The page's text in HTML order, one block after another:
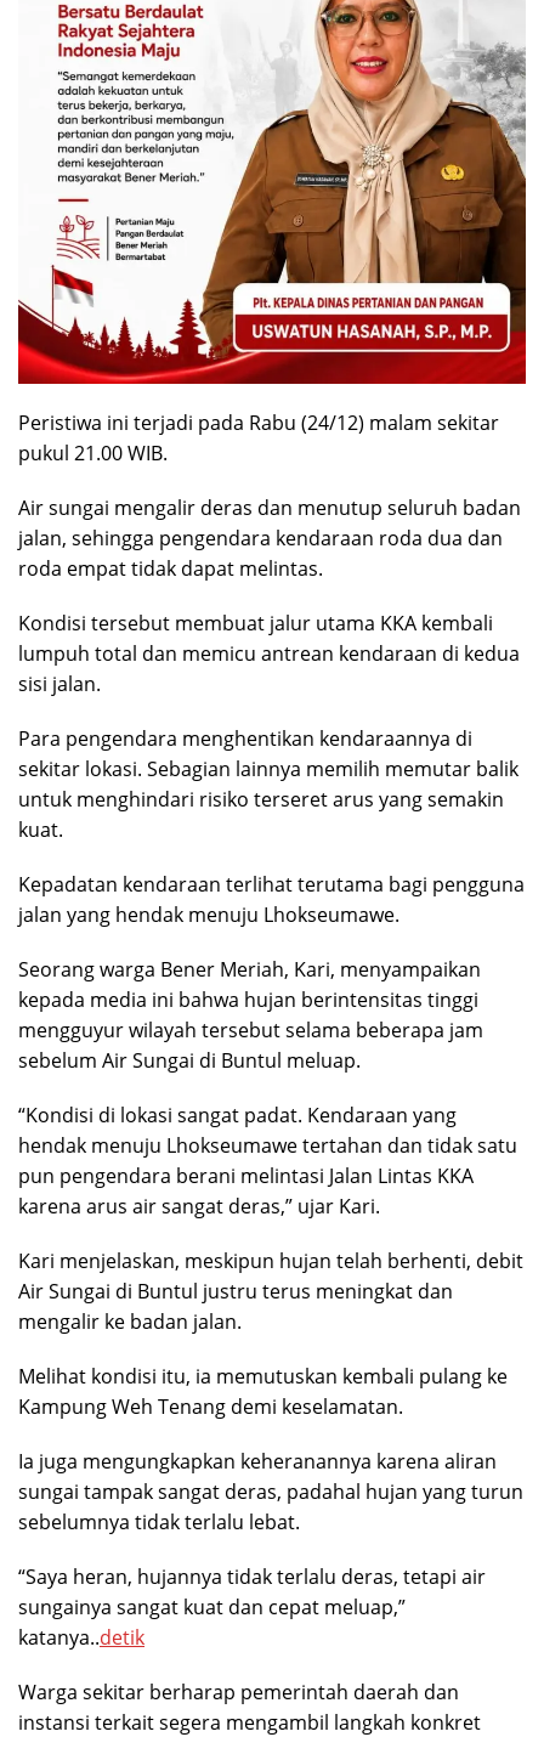
Peristiwa ini terjadi pada Rabu (24/12) malam sekitar
pukul 21.00 WIB.
Air sungai mengalir deras dan menutup seluruh badan
jalan, sehingga pengendara kendaraan roda dua dan
roda empat tidak dapat melintas.
Kondisi tersebut membuat jalur utama KKA kembali
lumpuh total dan memicu antrean kendaraan di kedua
sisi jalan.
Para pengendara menghentikan kendaraannya di
sekitar lokasi. Sebagian lainnya memilih memutar balik
untuk menghindari risiko terseret arus yang semakin
kuat.
Kepadatan kendaraan terlihat terutama bagi pengguna
jalan yang hendak menuju Lhokseumawe.
Seorang warga Bener Meriah, Kari, menyampaikan
kepada media ini bahwa hujan berintensitas tinggi
mengguyur wilayah tersebut selama beberapa jam
sebelum Air Sungai di Buntul meluap.
“Kondisi di lokasi sangat padat. Kendaraan yang
hendak menuju Lhokseumawe tertahan dan tidak satu
pun pengendara berani melintasi Jalan Lintas KKA
karena arus air sangat deras,” ujar Kari.
Kari menjelaskan, meskipun hujan telah berhenti, debit
Air Sungai di Buntul justru terus meningkat dan
mengalir ke badan jalan.
Melihat kondisi itu, ia memutuskan kembali pulang ke
Kampung Weh Tenang demi keselamatan.
Ia juga mengungkapkan keheranannya karena aliran
sungai tampak sangat deras, padahal hujan yang turun
sebelumnya tidak terlalu lebat.
“Saya heran, hujannya tidak terlalu deras, tetapi air
sungainya sangat kuat dan cepat meluap,”
katanya..detik
Warga sekitar berharap pemerintah daerah dan
instansi terkait segera mengambil langkah konkret